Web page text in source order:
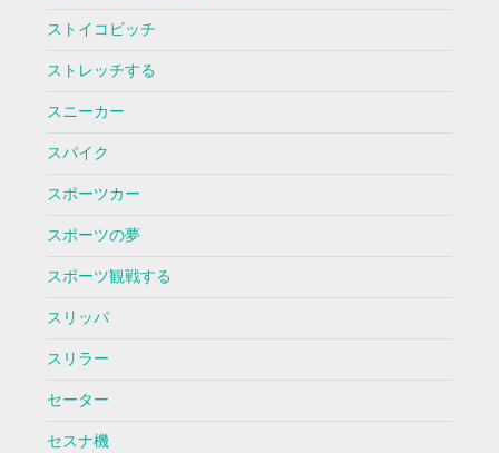
ストイコビッチ
ストレッチする
スニーカー
スパイク
スポーツカー
スポーツの夢
スポーツ観戦する
スリッパ
スリラー
セーター
セスナ機